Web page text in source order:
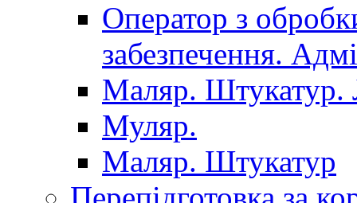
Оператор з
забезпечення.
Маляр. Штукатур.
Муляр.
Маляр. Штукатур